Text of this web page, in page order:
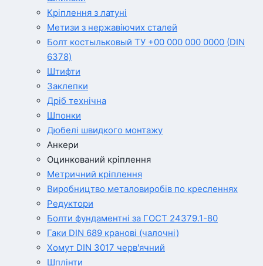
Кріплення з латуні
Метизи з нержавіючих сталей
Болт костыльковый ТУ +00 000 000 0000 (DIN
6378)
Штифти
Заклепки
Дріб технічна
Шпонки
Дюбелі швидкого монтажу
Анкери
Оцинкований кріплення
Метричний кріплення
Виробництво металовиробів по кресленнях
Редуктори
Болти фундаментні за ГОСТ 24379.1-80
Гаки DIN 689 кранові (чалочні)
Хомут DIN 3017 черв'ячний
Шплінти